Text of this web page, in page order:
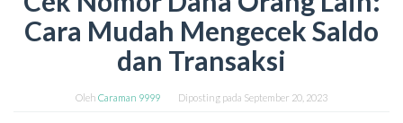
Cara Mudah Mengecek Saldo
dan Transaksi
Oleh Caraman 9999 Diposting pada September 20, 2023